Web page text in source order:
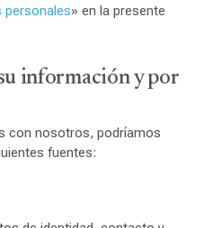
personales» en la presente
información y por
con nosotros, podríamos
fuentes: